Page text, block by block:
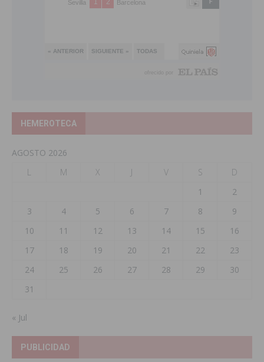
HEMEROTECA
AGOSTO 2026
L
M X J V S
D
1
2
3
4 5 6 7 8
9
10
11 12 13 14 15
16
17
18 19 20 21 22
23
24
25 26 27 28 29
30
31
« Jul
PUBLICIDAD